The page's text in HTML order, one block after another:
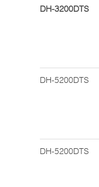
DH-3200DTS
DH-5200DTS
DH-5200DTS